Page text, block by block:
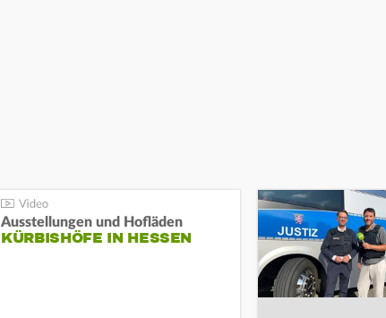
Ausstellungen und Hofläden
KÜRBISHÖFE IN HESSEN